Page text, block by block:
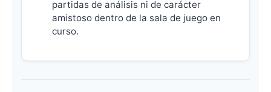
partidas de análisis ni de carácter
amistoso dentro de la sala de juego en
curso.